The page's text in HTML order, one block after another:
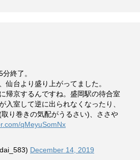
終了。
仙台より盛り上がってました。
帰京するんですね。盛岡駅の待合室
入室して逆に出られなくなったり、
り巻きの気配がうるさい)、ささや
qMeyuSomNx
December 14, 2019